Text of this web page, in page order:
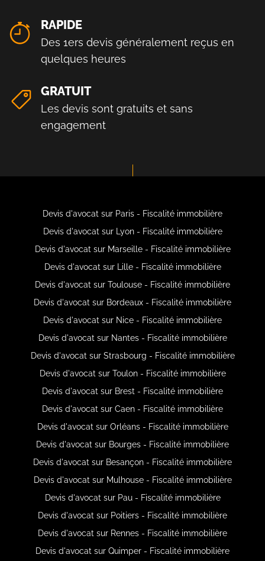
RAPIDE
Des 1ers devis généralement reçus en
quelques heures
GRATUIT
Les devis sont gratuits et sans
engagement
Devis d'avocat sur Paris - Fiscalité immobilière
Devis d'avocat sur Lyon - Fiscalité immobilière
Devis d'avocat sur Marseille - Fiscalité immobilière
Devis d'avocat sur Lille - Fiscalité immobilière
Devis d'avocat sur Toulouse - Fiscalité immobilière
Devis d'avocat sur Bordeaux - Fiscalité immobilière
Devis d'avocat sur Nice - Fiscalité immobilière
Devis d'avocat sur Nantes - Fiscalité immobilière
Devis d'avocat sur Strasbourg - Fiscalité immobilière
Devis d'avocat sur Toulon - Fiscalité immobilière
Devis d'avocat sur Brest - Fiscalité immobilière
Devis d'avocat sur Caen - Fiscalité immobilière
Devis d'avocat sur Orléans - Fiscalité immobilière
Devis d'avocat sur Bourges - Fiscalité immobilière
Devis d'avocat sur Besançon - Fiscalité immobilière
Devis d'avocat sur Mulhouse - Fiscalité immobilière
Devis d'avocat sur Pau - Fiscalité immobilière
Devis d'avocat sur Poitiers - Fiscalité immobilière
Devis d'avocat sur Rennes - Fiscalité immobilière
Devis d'avocat sur Quimper - Fiscalité immobilière